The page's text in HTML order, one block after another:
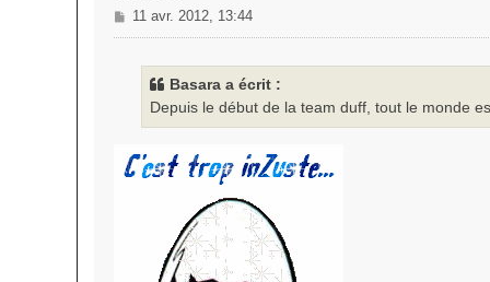
M
e
11 avr. 2012, 13:44
Basara a écrit :
Depuis le début de la team duff, tout le monde